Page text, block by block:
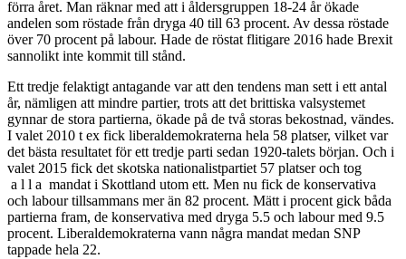
förra året. Man räknar med att i åldersgruppen 18-24 år ökade
andelen som röstade från dryga 40 till 63 procent. Av dessa röstade
över 70 procent på labour. Hade de röstat flitigare 2016 hade Brexit
sannolikt inte kommit till stånd.
Ett tredje felaktigt antagande var att den tendens man sett i ett antal
år, nämligen att mindre partier, trots att det brittiska valsystemet
gynnar de stora partierna, ökade på de två storas bekostnad, vändes.
I valet 2010 t ex fick liberaldemokraterna hela 58 platser, vilket var
det bästa resultatet för ett tredje parti sedan 1920-talets början. Och i
valet 2015 fick det skotska nationalistpartiet 57 platser och tog
a l l a mandat i Skottland utom ett. Men nu fick de konservativa
och labour tillsammans mer än 82 procent. Mätt i procent gick båda
partierna fram, de konservativa med dryga 5.5 och labour med 9.5
procent. Liberaldemokraterna vann några mandat medan SNP
tappade hela 22.